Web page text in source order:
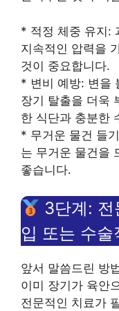
* 적정 체중 유지:
지속적인 압력을
것이 중요합니다.
* 변비 예방: 변을
장기 탈출을 더욱
한 식단과 충분한
* 무거운 물건 들
는 무거운 물건을
좋습니다.
3단계:
입 또는 수술
앞서 말씀드린 방
이미 장기가 육안
전문적인 치료가